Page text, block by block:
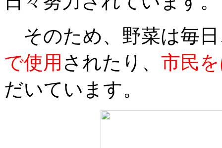
そのため、野菜は毎
で使用 されたり、 市民
だいています。